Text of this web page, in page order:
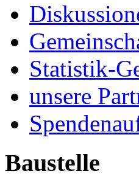
Statistik-
unsere
Baustelle